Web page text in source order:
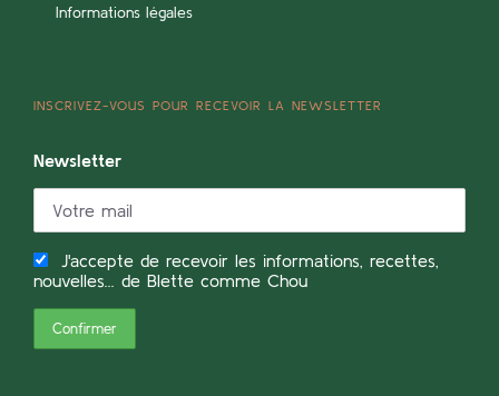
Informations légales
INSCRIVEZ-VOUS POUR RECEVOIR LA NEWSLETTER
Newsletter
J'accepte de recevoir les informations, recettes,
nouvelles... de Blette comme Chou